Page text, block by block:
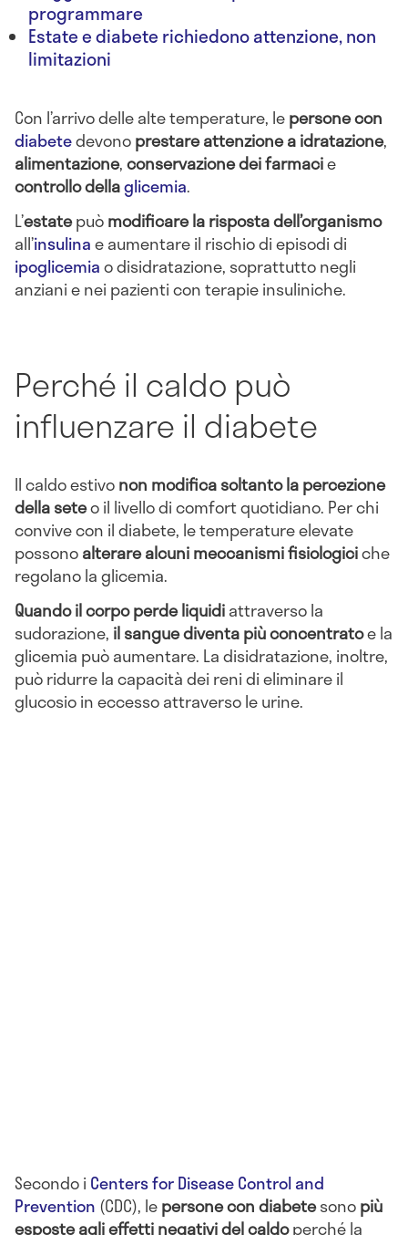
programmare
Estate e diabete richiedono attenzione, non
limitazioni
Con l’arrivo delle alte temperature, lepersone con
diabetedevonoprestare attenzione a idratazione,
alimentazione,conservazione dei farmacie
controllo dellaglicemia.
L’estatepuòmodificare la risposta dell’organismo
all’insulinae aumentare il rischio di episodi di
ipoglicemiao disidratazione, soprattutto negli
anziani e nei pazienti con terapie insuliniche.
Perché il caldo può
influenzare il diabete
Il caldo estivonon modifica soltanto la percezione
della seteo il livello di comfort quotidiano. Per chi
convive con il diabete, le temperature elevate
possonoalterare alcuni meccanismi fisiologiciche
regolano la glicemia.
Quando il corpo perde liquidiattraverso la
sudorazione, il sangue diventa più concentratoe la
glicemia può aumentare. La disidratazione, inoltre,
può ridurre la capacità dei reni di eliminare il
glucosio in eccesso attraverso le urine.
Secondo i Centers for Disease Control and
Prevention (CDC), lepersone con diabetesonopiù
esposte agli effetti negativi del caldoperché la